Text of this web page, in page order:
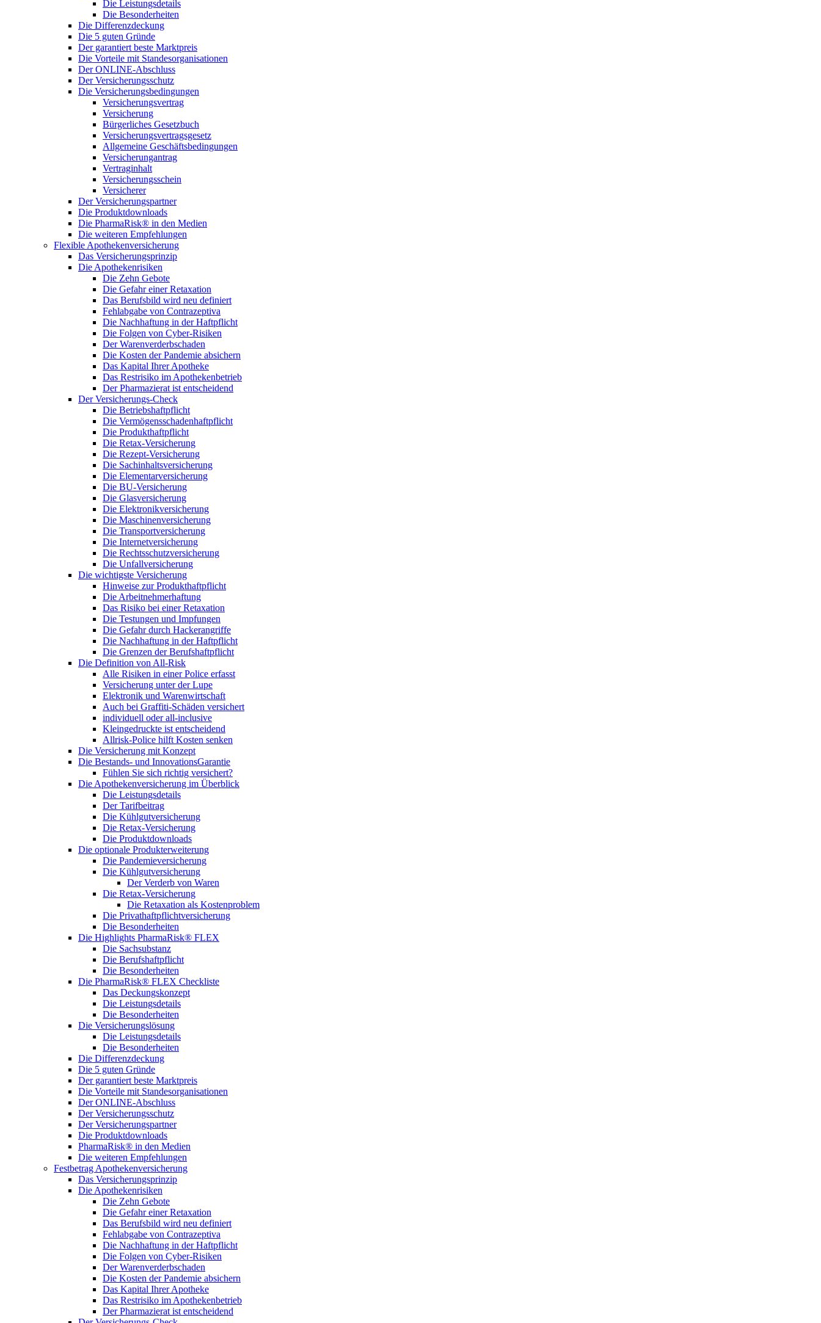
Die Leistungsdetails
Die Besonderheiten
Die Differenzdeckung
Die 5 guten Gründe
Der garantiert beste Marktpreis
Die Vorteile mit Standesorganisationen
Der ONLINE-Abschluss
Der Versicherungsschutz
Die Versicherungsbedingungen
Versicherungsvertrag
Versicherung
Bürgerliches Gesetzbuch
Versicherungsvertragsgesetz
Allgemeine Geschäftsbedingungen
Versicherungantrag
Vertraginhalt
Versicherungsschein
Versicherer
Der Versicherungspartner
Die Produktdownloads
Die PharmaRisk® in den Medien
Die weiteren Empfehlungen
Flexible Apothekenversicherung
Das Versicherungsprinzip
Die Apothekenrisiken
Die Zehn Gebote
Die Gefahr einer Retaxation
Das Berufsbild wird neu definiert
Fehlabgabe von Contrazeptiva
Die Nachhaftung in der Haftpflicht
Die Folgen von Cyber-Risiken
Der Warenverderbschaden
Die Kosten der Pandemie absichern
Das Kapital Ihrer Apotheke
Das Restrisiko im Apothekenbetrieb
Der Pharmazierat ist entscheidend
Der Versicherungs-Check
Die Betriebshaftpflicht
Die Vermögensschadenhaftpflicht
Die Produkthaftpflicht
Die Retax-Versicherung
Die Rezept-Versicherung
Die Sachinhaltsversicherung
Die Elementarversicherung
Die BU-Versicherung
Die Glasversicherung
Die Elektronikversicherung
Die Maschinenversicherung
Die Transportversicherung
Die Internetversicherung
Die Rechtsschutzversicherung
Die Unfallversicherung
Die wichtigste Versicherung
Hinweise zur Produkthaftpflicht
Die Arbeitnehmerhaftung
Das Risiko bei einer Retaxation
Die Testungen und Impfungen
Die Gefahr durch Hackerangriffe
Die Nachhaftung in der Haftpflicht
Die Grenzen der Berufshaftpflicht
Die Definition von All-Risk
Alle Risiken in einer Police erfasst
Versicherung unter der Lupe
Elektronik und Warenwirtschaft
Auch bei Graffiti-Schäden versichert
individuell oder all-inclusive
Kleingedruckte ist entscheidend
Allrisk-Police hilft Kosten senken
Die Versicherung mit Konzept
Die Bestands- und InnovationsGarantie
Fühlen Sie sich richtig versichert?
Die Apothekenversicherung im Überblick
Die Leistungsdetails
Der Tarifbeitrag
Die Kühlgutversicherung
Die Retax-Versicherung
Die Produktdownloads
Die optionale Produkterweiterung
Die Pandemieversicherung
Die Kühlgutversicherung
Der Verderb von Waren
Die Retax-Versicherung
Die Retaxation als Kostenproblem
Die Privathaftpflichtversicherung
Die Besonderheiten
Die Highlights PharmaRisk® FLEX
Die Sachsubstanz
Die Berufshaftpflicht
Die Besonderheiten
Die PharmaRisk® FLEX Checkliste
Das Deckungskonzept
Die Leistungsdetails
Die Besonderheiten
Die Versicherungslösung
Die Leistungsdetails
Die Besonderheiten
Die Differenzdeckung
Die 5 guten Gründe
Der garantiert beste Marktpreis
Die Vorteile mit Standesorganisationen
Der ONLINE-Abschluss
Der Versicherungsschutz
Der Versicherungspartner
Die Produktdownloads
PharmaRisk® in den Medien
Die weiteren Empfehlungen
Festbetrag Apothekenversicherung
Das Versicherungsprinzip
Die Apothekenrisiken
Die Zehn Gebote
Die Gefahr einer Retaxation
Das Berufsbild wird neu definiert
Fehlabgabe von Contrazeptiva
Die Nachhaftung in der Haftpflicht
Die Folgen von Cyber-Risiken
Der Warenverderbschaden
Die Kosten der Pandemie absichern
Das Kapital Ihrer Apotheke
Das Restrisiko im Apothekenbetrieb
Der Pharmazierat ist entscheidend